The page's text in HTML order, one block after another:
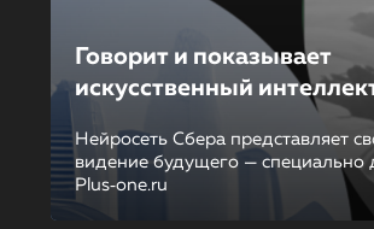
Говорит и показывает
искусственный
Нейросеть Сбера представляет
видение будущего — специально
Plus‑one.ru